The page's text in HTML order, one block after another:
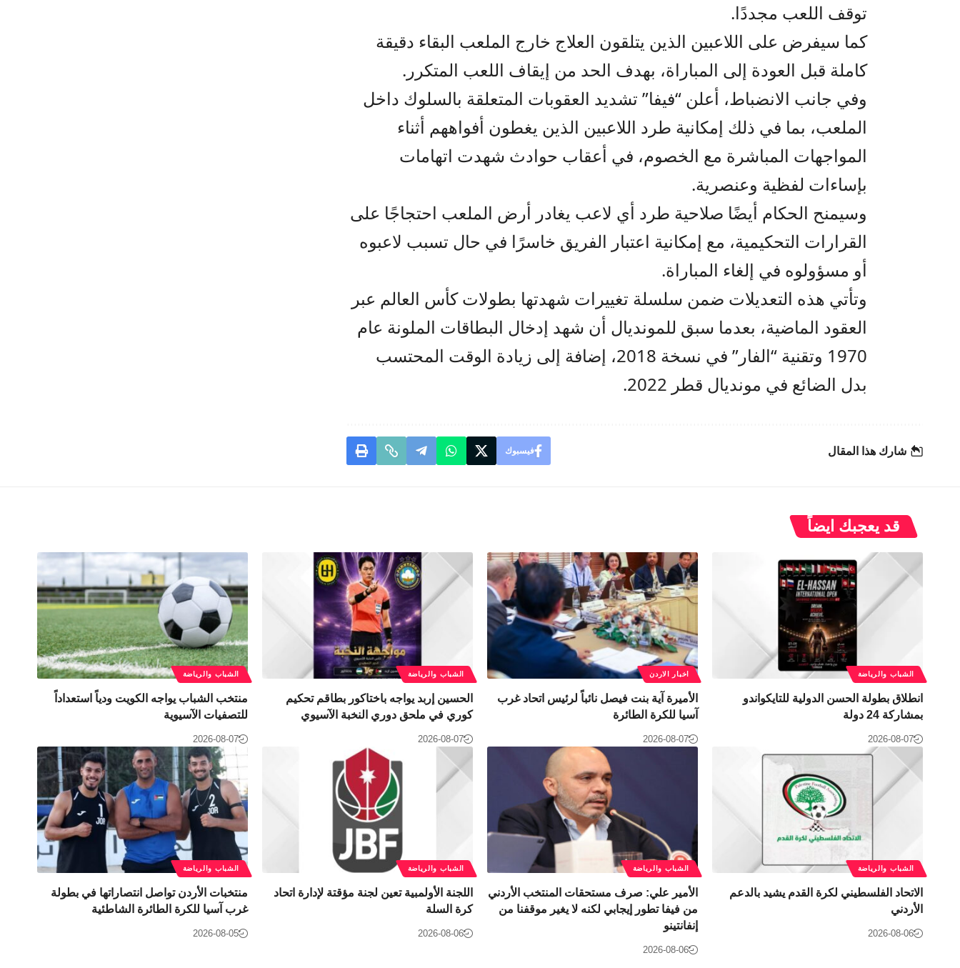
توقف اللعب مجددًا.
كما سيفرض على اللاعبين الذين يتلقون العلاج خارج الملعب البقاء دقيقة
كاملة قبل العودة إلى المباراة، بهدف الحد من إيقاف اللعب المتكرر.
وفي جانب الانضباط، أعلن “فيفا” تشديد العقوبات المتعلقة بالسلوك داخل
الملعب، بما في ذلك إمكانية طرد اللاعبين الذين يغطون أفواههم أثناء
المواجهات المباشرة مع الخصوم، في أعقاب حوادث شهدت اتهامات
بإساءات لفظية وعنصرية.
وسيمنح الحكام أيضًا صلاحية طرد أي لاعب يغادر أرض الملعب احتجاجًا على
القرارات التحكيمية، مع إمكانية اعتبار الفريق خاسرًا في حال تسبب لاعبوه
أو مسؤولوه في إلغاء المباراة.
وتأتي هذه التعديلات ضمن سلسلة تغييرات شهدتها بطولات كأس العالم عبر
العقود الماضية، بعدما سبق للمونديال أن شهد إدخال البطاقات الملونة عام
1970 وتقنية “الفار” في نسخة 2018، إضافة إلى زيادة الوقت المحتسب
بدل الضائع في مونديال قطر 2022.
شارك هذا المقال فيسبوك
قد يعجبك ايضاً
الشباب والرياضة
انطلاق بطولة الحسن الدولية للتايكواندو
بمشاركة 24 دولة
2026-08-07
اخبار الاردن
الأميرة آية بنت فيصل نائباً لرئيس اتحاد غرب
آسيا للكرة الطائرة
2026-08-07
الشباب والرياضة
الحسين إربد يواجه باختاكور بطاقم تحكيم
كوري في ملحق دوري النخبة الآسيوي
2026-08-07
الشباب والرياضة
منتخب الشباب يواجه الكويت ودياً استعداداً
للتصفيات الآسيوية
2026-08-07
الشباب والرياضة
الاتحاد الفلسطيني لكرة القدم يشيد بالدعم
الأردني
2026-08-06
الشباب والرياضة
الأمير علي: صرف مستحقات المنتخب الأردني
من فيفا تطور إيجابي لكنه لا يغير موقفنا من
إنفانتينو
2026-08-06
الشباب والرياضة
اللجنة الأولمبية تعين لجنة مؤقتة لإدارة اتحاد
كرة السلة
2026-08-06
الشباب والرياضة
منتخبات الأردن تواصل انتصاراتها في بطولة
غرب آسيا للكرة الطائرة الشاطئية
2026-08-05